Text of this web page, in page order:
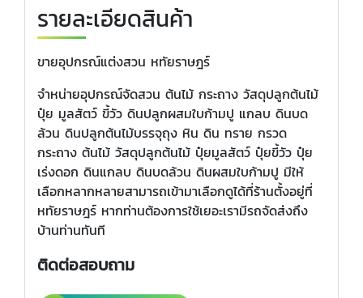
รายละเอียดสินค้า
ขายอุปกรณ์แต่งสวน หทัยราษฎร์
จำหน่ายอุปกรณ์จัดสวน ต้นไม้ กระถาง วัสดุปลูกต้นไม้
ปุ๋ย มูลสัตว์ ขี้วัว ดินปลูกผสมใบก้ามปู แกลบ ดินบด
ล้วน ดินปลูกต้นไม้บรรจุถุง หิน ดิน ทราย กรวด
กระถาง ต้นไม้ วัสดุปลูกต้นไม้ ปุ๋ยมูลสัตว์ ปุ๋ยขี้วัว ปุ๋ย
เร่งดอก ดินแกลบ ดินบดล้วน ดินผสมใบก้ามปู มีให้
เลือกหลากหลายสามารถเข้ามาเลือกดูได้ที่ร้านตั้งอยู่ที่
หทัยราษฎร์ หากท่านต้องการใช้เยอะเรามีรถจัดส่งถึง
บ้านท่านทันที
ติดต่อสอบถาม